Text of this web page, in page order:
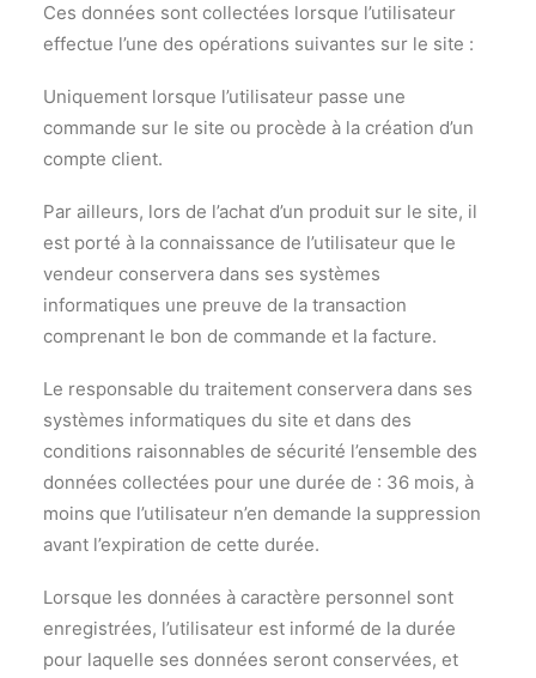
Ces données sont collectées lorsque l’utilisateur
effectue l’une des opérations suivantes sur le site :
Uniquement lorsque l’utilisateur passe une
commande sur le site ou procède à la création d’un
compte client.
Par ailleurs, lors de l’achat d’un produit sur le site, il
est porté à la connaissance de l’utilisateur que le
vendeur conservera dans ses systèmes
informatiques une preuve de la transaction
comprenant le bon de commande et la facture.
Le responsable du traitement conservera dans ses
systèmes informatiques du site et dans des
conditions raisonnables de sécurité l’ensemble des
données collectées pour une durée de : 36 mois, à
moins que l’utilisateur n’en demande la suppression
avant l’expiration de cette durée.
Lorsque les données à caractère personnel sont
enregistrées, l’utilisateur est informé de la durée
pour laquelle ses données seront conservées, et